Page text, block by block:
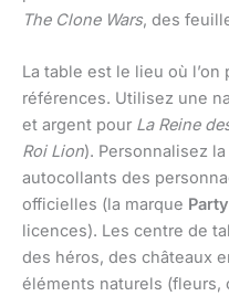
The Clone Wars, des
La table est le lieu où
références. Utilisez une
et argent pour La Reine
Roi Lion). Personnalisez
autocollants des
officielles (la marque
licences). Les centre de
des héros, des châteaux
éléments naturels (fleurs,